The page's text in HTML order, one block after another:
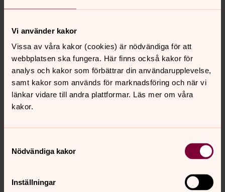
Vi använder kakor
Vissa av våra kakor (cookies) är nödvändiga för att
webbplatsen ska fungera. Här finns också kakor för
analys och kakor som förbättrar din användarupplevelse,
samt kakor som används för marknadsföring och när vi
länkar vidare till andra plattformar. Läs mer om våra
kakor.
Nödvändiga kakor
Inställningar
Du behövs, vill du engagera dig?
Svenska kyrkan Kristianstad? Du behövs!
Ge en gåva från mobilen
Tillsammans sprider vi hopp! När världen drabbas av en
pandemi förvärrar det en redan svår situation för
människor som lever i utsatthet. Din gåva gör skillnad!
Svenska Kyrkan?
Här kan du läsa om hur du som medlem gör skillnad i det
övergripande uppdraget som vi har gemensamt i
pastoratet.